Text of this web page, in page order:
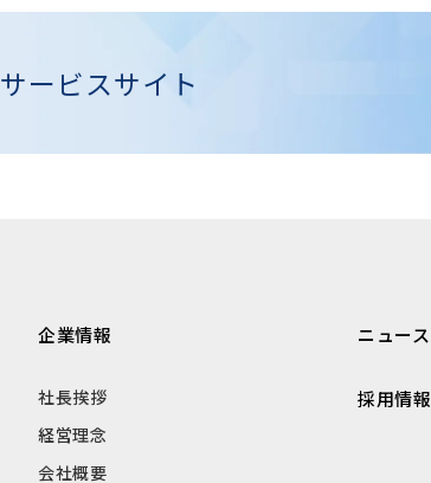
サービスサイト
企業情報
社長挨拶
経営理念
会社概要
ニュース
採用情報